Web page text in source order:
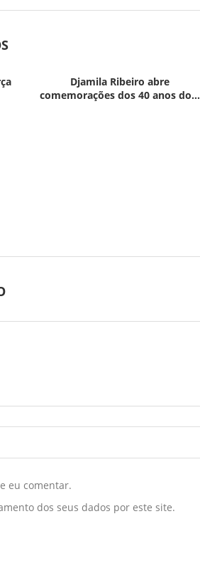
Djamila Ribeiro abre
comemorações dos 40 anos do...
eu comentar.
dos seus dados por este site.